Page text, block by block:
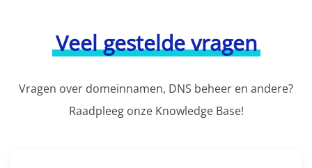
Veel gestelde vragen
Vragen over domeinnamen, DNS beheer en andere?
Raadpleeg onze Knowledge Base!